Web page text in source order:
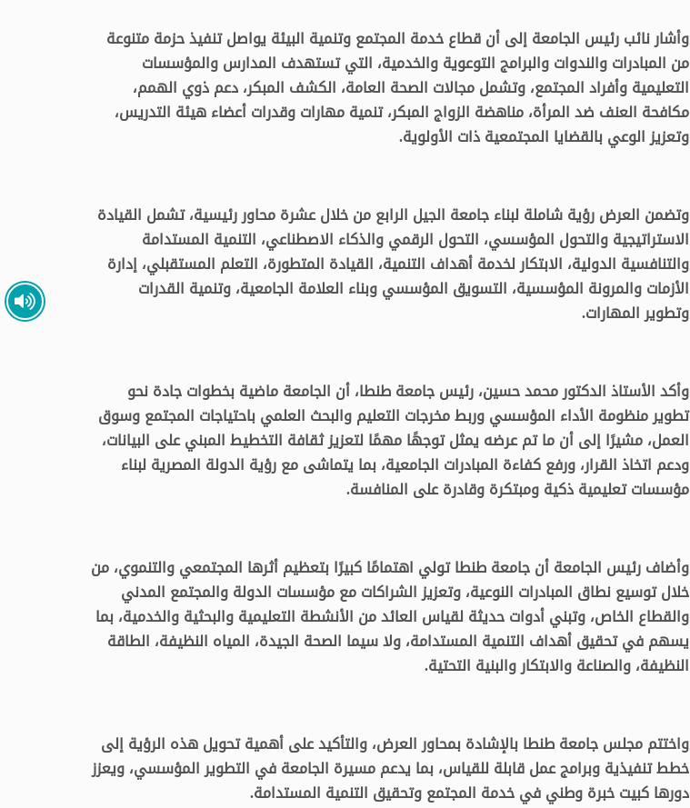
وأشار نائب رئيس الجامعة إلى أن قطاع خدمة المجتمع وتنمية البيئة يواصل تنفيذ حزمة متنوعة
من المبادرات والندوات والبرامج التوعوية والخدمية، التي تستهدف المدارس والمؤسسات
التعليمية وأفراد المجتمع، وتشمل مجالات الصحة العامة، الكشف المبكر، دعم ذوي الهمم،
مكافحة العنف ضد المرأة، مناهضة الزواج المبكر، تنمية مهارات وقدرات أعضاء هيئة التدريس،
وتعزيز الوعي بالقضايا المجتمعية ذات الأولوية.
وتضمن العرض رؤية شاملة لبناء جامعة الجيل الرابع من خلال عشرة محاور رئيسية، تشمل القيادة
الاستراتيجية والتحول المؤسسي، التحول الرقمي والذكاء الاصطناعي، التنمية المستدامة
والتنافسية الدولية، الابتكار لخدمة أهداف التنمية، القيادة المتطورة، التعلم المستقبلي، إدارة
الأزمات والمرونة المؤسسية، التسويق المؤسسي وبناء العلامة الجامعية، وتنمية القدرات
وتطوير المهارات.
وأكد الأستاذ الدكتور محمد حسين، رئيس جامعة طنطا، أن الجامعة ماضية بخطوات جادة نحو
تطوير منظومة الأداء المؤسسي وربط مخرجات التعليم والبحث العلمي باحتياجات المجتمع وسوق
العمل، مشيرًا إلى أن ما تم عرضه يمثل توجهًا مهمًا لتعزيز ثقافة التخطيط المبني على البيانات،
ودعم اتخاذ القرار، ورفع كفاءة المبادرات الجامعية، بما يتماشى مع رؤية الدولة المصرية لبناء
مؤسسات تعليمية ذكية ومبتكرة وقادرة على المنافسة.
وأضاف رئيس الجامعة أن جامعة طنطا تولي اهتمامًا كبيرًا بتعظيم أثرها المجتمعي والتنموي، من
خلال توسيع نطاق المبادرات النوعية، وتعزيز الشراكات مع مؤسسات الدولة والمجتمع المدني
والقطاع الخاص، وتبني أدوات حديثة لقياس العائد من الأنشطة التعليمية والبحثية والخدمية، بما
يسهم في تحقيق أهداف التنمية المستدامة، ولا سيما الصحة الجيدة، المياه النظيفة، الطاقة
النظيفة، والصناعة والابتكار والبنية التحتية.
واختتم مجلس جامعة طنطا بالإشادة بمحاور العرض، والتأكيد على أهمية تحويل هذه الرؤية إلى
خطط تنفيذية وبرامج عمل قابلة للقياس، بما يدعم مسيرة الجامعة في التطوير المؤسسي، ويعزز
دورها كبيت خبرة وطني في خدمة المجتمع وتحقيق التنمية المستدامة.